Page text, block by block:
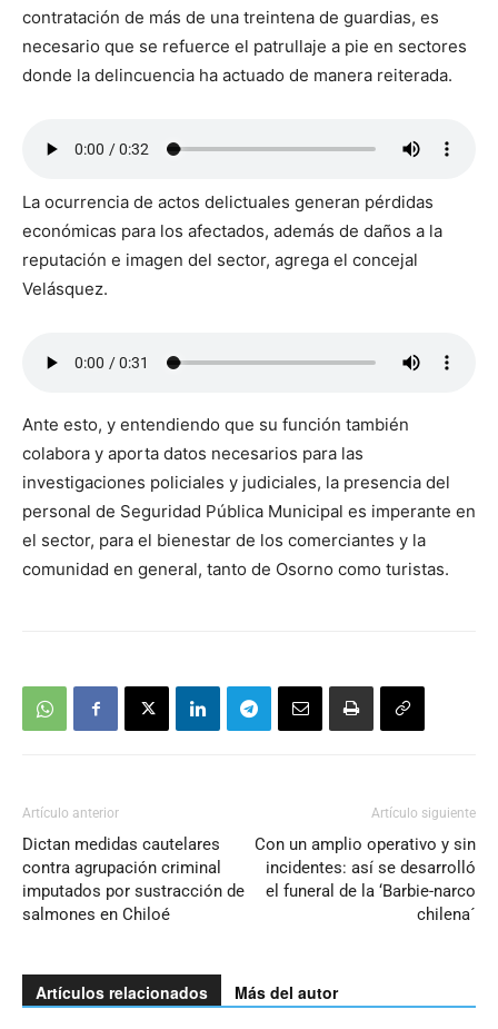
contratación de más de una treintena de guardias, es
necesario que se refuerce el patrullaje a pie en sectores
donde la delincuencia ha actuado de manera reiterada.
La ocurrencia de actos delictuales generan pérdidas
económicas para los afectados, además de daños a la
reputación e imagen del sector, agrega el concejal
Velásquez.
Ante esto, y entendiendo que su función también
colabora y aporta datos necesarios para las
investigaciones policiales y judiciales, la presencia del
personal de Seguridad Pública Municipal es imperante en
el sector, para el bienestar de los comerciantes y la
comunidad en general, tanto de Osorno como turistas.
Artículo anterior
Dictan medidas cautelares
contra agrupación criminal
imputados por sustracción de
salmones en Chiloé
Artículo siguiente
Con un amplio operativo y sin
incidentes: así se desarrolló
el funeral de la ‘Barbie-narco
chilena´
Artículos relacionados Más del autor